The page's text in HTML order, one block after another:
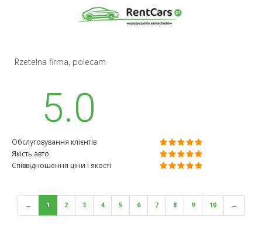
Rzetelna firma, polecam
5.0
Обслуговування клієнтів
Якість авто
Співвідношення ціни і якості
← 1 2 3 4 5 6 7 8 9 10 →